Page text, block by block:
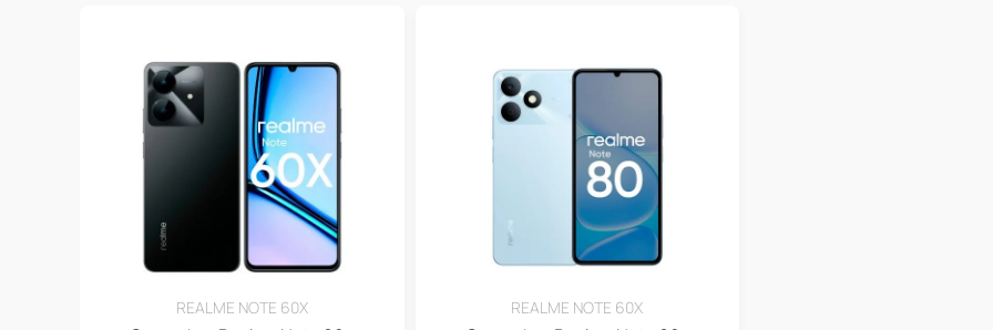
REALME NOTE 60X REALME NOTE 60X